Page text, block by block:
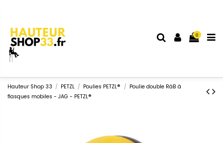
0
Hauteur Shop 33 PETZL Poulies PETZL®
Poulie double RàB à
flasques mobiles - JAG - PETZL®